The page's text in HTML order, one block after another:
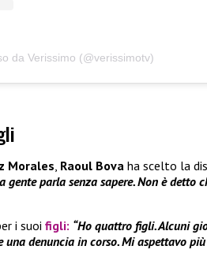
da Verissimo (@verissimotv)
Morales, Raoul Bova ha scelto la
parla senza sapere. Non è detto
i suoi figli: “Ho quattro figli. Alcuni
una denuncia in corso. Mi aspettavo